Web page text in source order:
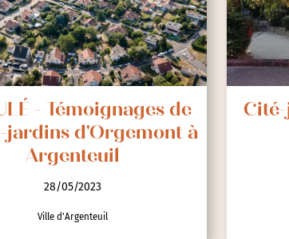
Visites
Voyage d'études
Autre
- Témoignages de
jardins d'Orgemont à
Argenteuil
28/05/2023
Ville d'Argenteuil